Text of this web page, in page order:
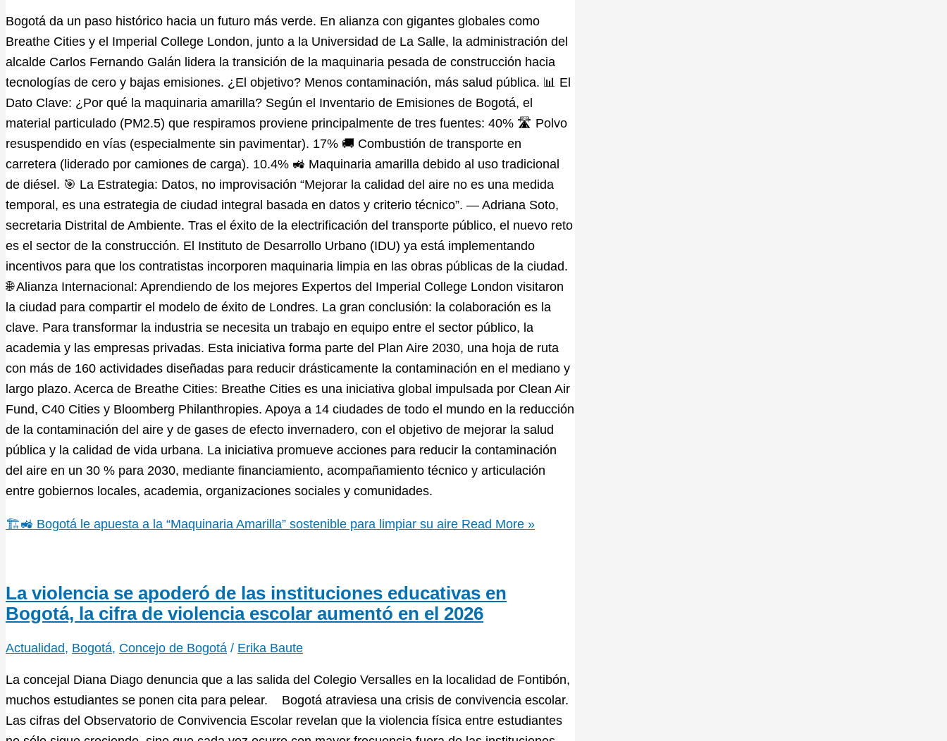
Bogotá da un paso histórico hacia un futuro más verde. En alianza con gigantes globales como
Breathe Cities y el Imperial College London, junto a la Universidad de La Salle, la administración del
alcalde Carlos Fernando Galán lidera la transición de la maquinaria pesada de construcción hacia
tecnologías de cero y bajas emisiones. ¿El objetivo? Menos contaminación, más salud pública. 📊 El
Dato Clave: ¿Por qué la maquinaria amarilla? Según el Inventario de Emisiones de Bogotá, el
material particulado (PM2.5) que respiramos proviene principalmente de tres fuentes: 40% 🛣️ Polvo
resuspendido en vías (especialmente sin pavimentar). 17% 🚚 Combustión de transporte en
carretera (liderado por camiones de carga). 10.4% 🚜 Maquinaria amarilla debido al uso tradicional
de diésel. 🎯 La Estrategia: Datos, no improvisación “Mejorar la calidad del aire no es una medida
temporal, es una estrategia de ciudad integral basada en datos y criterio técnico”. — Adriana Soto,
secretaria Distrital de Ambiente. Tras el éxito de la electrificación del transporte público, el nuevo reto
es el sector de la construcción. El Instituto de Desarrollo Urbano (IDU) ya está implementando
incentivos para que los contratistas incorporen maquinaria limpia en las obras públicas de la ciudad.
🌐 Alianza Internacional: Aprendiendo de los mejores Expertos del Imperial College London visitaron
la ciudad para compartir el modelo de éxito de Londres. La gran conclusión: la colaboración es la
clave. Para transformar la industria se necesita un trabajo en equipo entre el sector público, la
academia y las empresas privadas. Esta iniciativa forma parte del Plan Aire 2030, una hoja de ruta
con más de 160 actividades diseñadas para reducir drásticamente la contaminación en el mediano y
largo plazo. Acerca de Breathe Cities: Breathe Cities es una iniciativa global impulsada por Clean Air
Fund, C40 Cities y Bloomberg Philanthropies. Apoya a 14 ciudades de todo el mundo en la reducción
de la contaminación del aire y de gases de efecto invernadero, con el objetivo de mejorar la salud
pública y la calidad de vida urbana. La iniciativa promueve acciones para reducir la contaminación
del aire en un 30 % para 2030, mediante financiamiento, acompañamiento técnico y articulación
entre gobiernos locales, academia, organizaciones sociales y comunidades.
🏗️🚜 Bogotá le apuesta a la “Maquinaria Amarilla” sostenible para limpiar su aire Read More »
La violencia se apoderó de las instituciones educativas en
Bogotá, la cifra de violencia escolar aumentó en el 2026
Actualidad, Bogotá, Concejo de Bogotá / Erika Baute
La concejal Diana Diago denuncia que a las salida del Colegio Versalles en la localidad de Fontibón,
muchos estudiantes se ponen cita para pelear. Bogotá atraviesa una crisis de convivencia escolar.
Las cifras del Observatorio de Convivencia Escolar revelan que la violencia física entre estudiantes